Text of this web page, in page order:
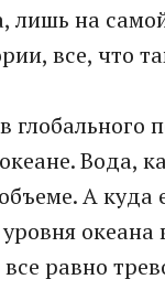
на
все, что
глобального
Вода,
А куда
океана
равно